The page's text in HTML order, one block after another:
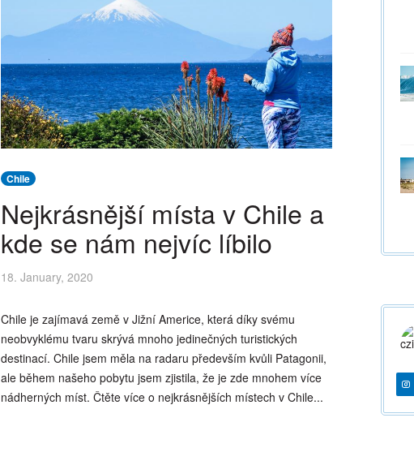
Chile
Nejkrásnější místa v Chile a
kde se nám nejvíc líbilo
18. January, 2020
Chile je zajímavá země v Jižní Americe, která díky svému
neobvyklému tvaru skrývá mnoho jedinečných turistických
destinací. Chile jsem měla na radaru především kvůli Patagonii,
ale během našeho pobytu jsem zjistila, že je zde mnohem více
nádherných míst. Čtěte více o nejkrásnějších místech v Chile...